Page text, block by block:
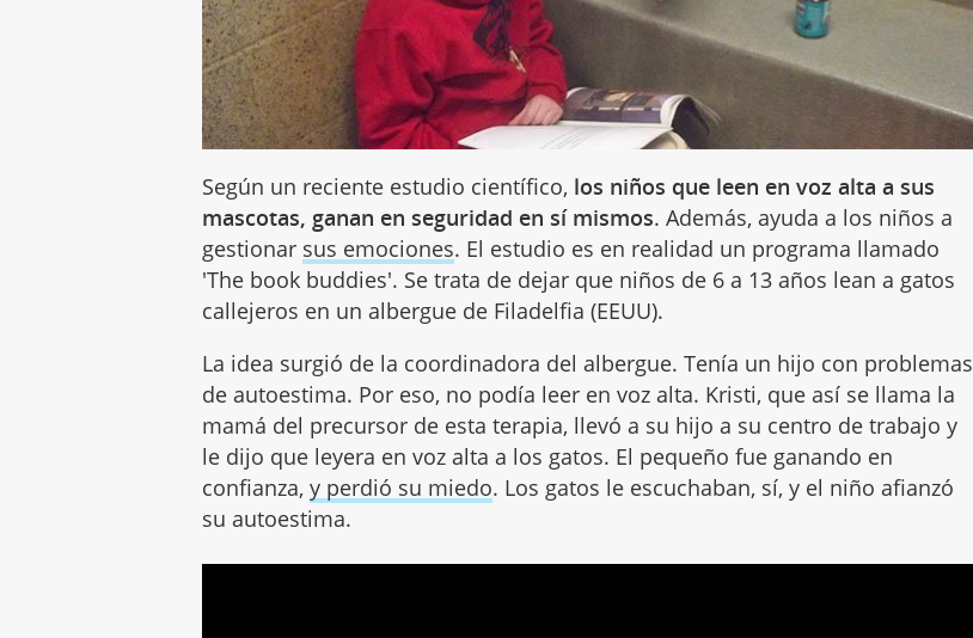
Según un reciente estudio científico, los niños que leen en voz alta a sus
mascotas, ganan en seguridad en sí mismos. Además, ayuda a los niños a
gestionar sus emociones. El estudio es en realidad un programa llamado
'The book buddies'. Se trata de dejar que niños de 6 a 13 años lean a gatos
callejeros en un albergue de Filadelfia (EEUU).
La idea surgió de la coordinadora del albergue. Tenía un hijo con problemas
de autoestima. Por eso, no podía leer en voz alta. Kristi, que así se llama la
mamá del precursor de esta terapia, llevó a su hijo a su centro de trabajo y
le dijo que leyera en voz alta a los gatos. El pequeño fue ganando en
confianza,y perdió su miedo. Los gatos le escuchaban, sí, y el niño afianzó
su autoestima.